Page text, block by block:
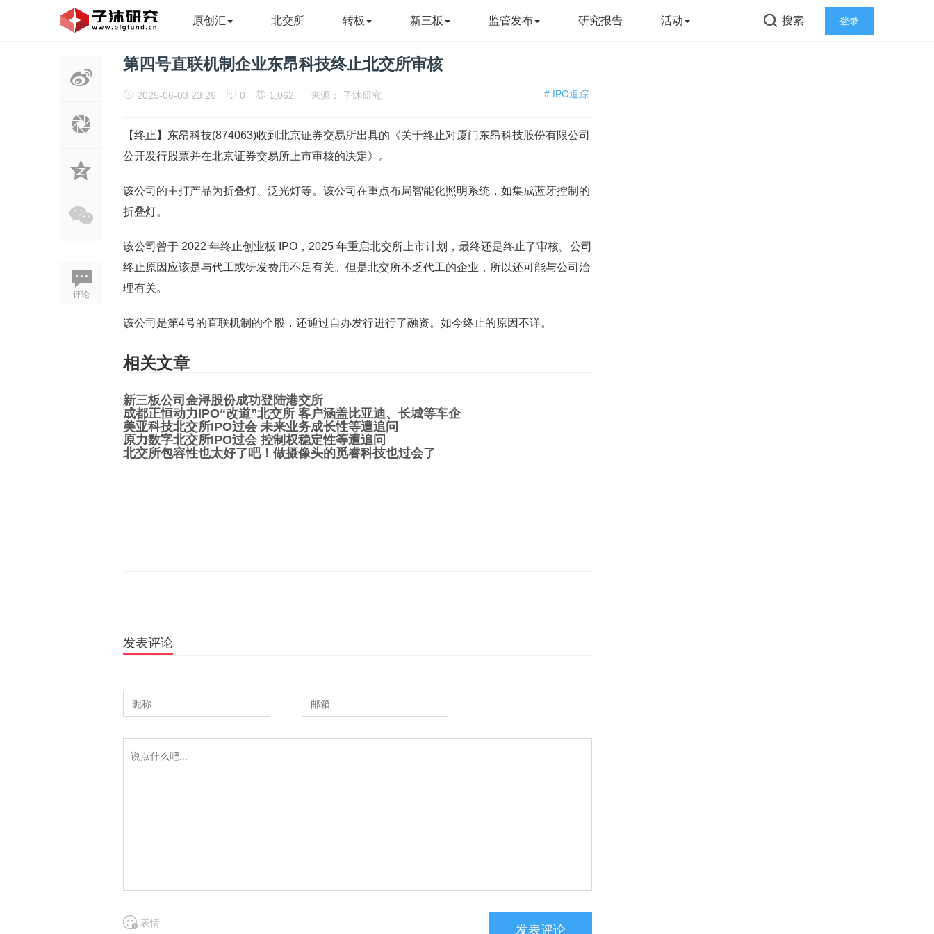
原创汇 北交所 转板 新三板 监管发布 研究报告 活动 搜索 登录
评论
第四号直联机制企业东昂科技终止北交所审核
# IPO追踪
2025-06-03 23:26 0 1,062 来源： 子沐研究
【终止】东昂科技(874063)收到北京证券交易所出具的《关于终止对厦门东昂科技股份有限公司
公开发行股票并在北京证券交易所上市审核的决定》。
该公司的主打产品为折叠灯、泛光灯等。该公司在重点布局智能化照明系统，如集成蓝牙控制的
折叠灯。
该公司曾于 2022 年终止创业板 IPO，2025 年重启北交所上市计划，最终还是终止了审核。公司
终止原因应该是与代工或研发费用不足有关。但是北交所不乏代工的企业，所以还可能与公司治
理有关。
该公司是第4号的直联机制的个股，还通过自办发行进行了融资。如今终止的原因不详。
相关文章
新三板公司金浔股份成功登陆港交所
成都正恒动力IPO“改道”北交所 客户涵盖比亚迪、长城等车企
美亚科技北交所IPO过会 未来业务成长性等遭追问
原力数字北交所IPO过会 控制权稳定性等遭追问
北交所包容性也太好了吧！做摄像头的觅睿科技也过会了
发表评论
表情